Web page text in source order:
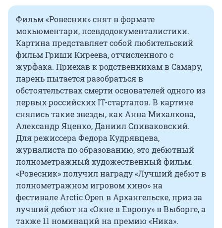
Фильм «Ровесник» снят в формате
мокьюментари, псевдодокументалистики.
Картина представляет собой любительский
фильм Гриши Киреева, отчисленного с
журфака. Приехав к родственникам в Самару,
парень пытается разобраться в
обстоятельствах смерти основателей одного из
первых российских IT-стартапов. В картине
снялись такие звезды, как Анна Михалкова,
Александр Яценко, Даниил Спиваковский.
Для режиссера Федора Кудрявцева,
журналиста по образованию, это дебютный
полнометражный художественный фильм.
«Ровесник» получил награду «Лучший дебют в
полнометражном игровом кино» на
фестивале Arctic Open в Архангельске, приз за
лучший дебют на «Окне в Европу» в Выборге, а
также 11 номинаций на премию «Ника».